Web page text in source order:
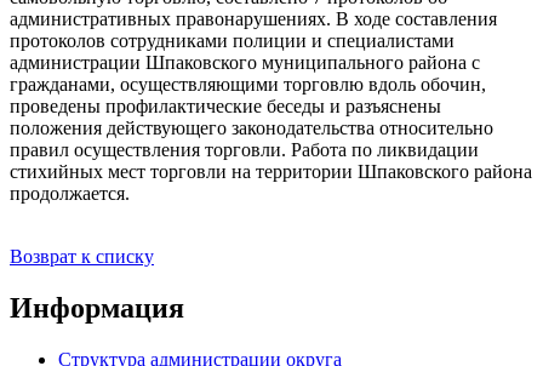
административных правонарушениях. В ходе составления
протоколов сотрудниками полиции и специалистами
администрации Шпаковского муниципального района с
гражданами, осуществляющими торговлю вдоль обочин,
проведены профилактические беседы и разъяснены
положения действующего законодательства относительно
правил осуществления торговли. Работа по ликвидации
стихийных мест торговли на территории Шпаковского района
продолжается.
Возврат к списку
Информация
Структура администрации округа